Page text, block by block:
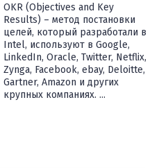
OKR (Objectives and Key
Results) – метод постановки
целей, который разработали в
Intel, используют в Google,
LinkedIn, Oracle, Twitter, Netflix,
Zynga, Facebook, ebay, Deloitte,
Gartner, Amazon и других
крупных компаниях. ...